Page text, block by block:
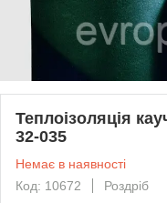
Теплоізоляція
32-035
Немає в наявності
Код: 10672
Роздріб